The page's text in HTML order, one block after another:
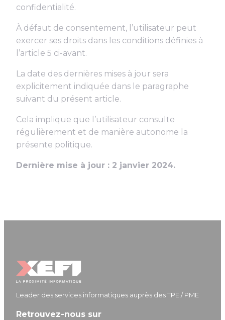
confidentialité.
À défaut de consentement, l’utilisateur peut
exercer ses droits dans les conditions définies à
l’article 5 ci-avant.
La date des dernières mises à jour sera
explicitement indiquée dans le paragraphe
suivant du présent article.
Cela implique que l’utilisateur consulte
régulièrement et de manière autonome la
présente politique.
Dernière mise à jour : 2 janvier 2024.
Leader des services informatiques auprès des TPE / PME
Retrouvez-nous sur